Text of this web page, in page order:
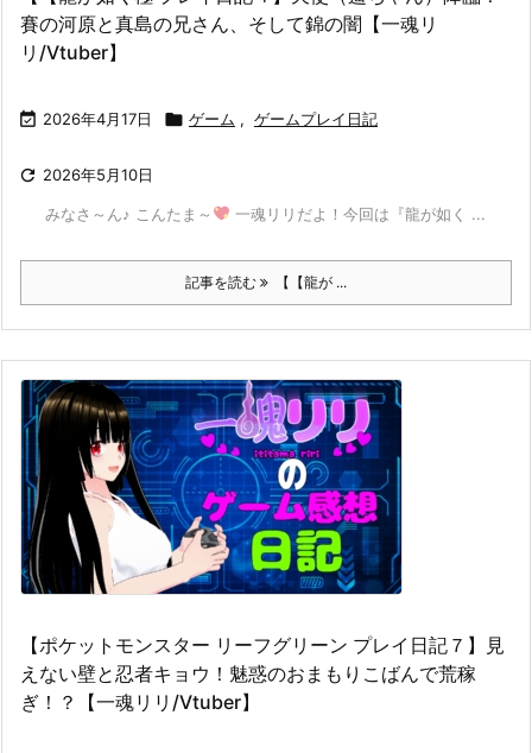
賽の河原と真島の兄さん、そして錦の闇【一魂リ
リ/Vtuber】
 2026年4月17日  ゲーム , ゲームプレイ日記
 2026年5月10日
みなさ～ん♪ こんたま～ 一魂リリだよ！今回は『龍が如く ...
記事を読む 【【龍が ...
【ポケットモンスター リーフグリーン プレイ日記７】見
えない壁と忍者キョウ！魅惑のおまもりこばんで荒稼
ぎ！？【一魂リリ/Vtuber】